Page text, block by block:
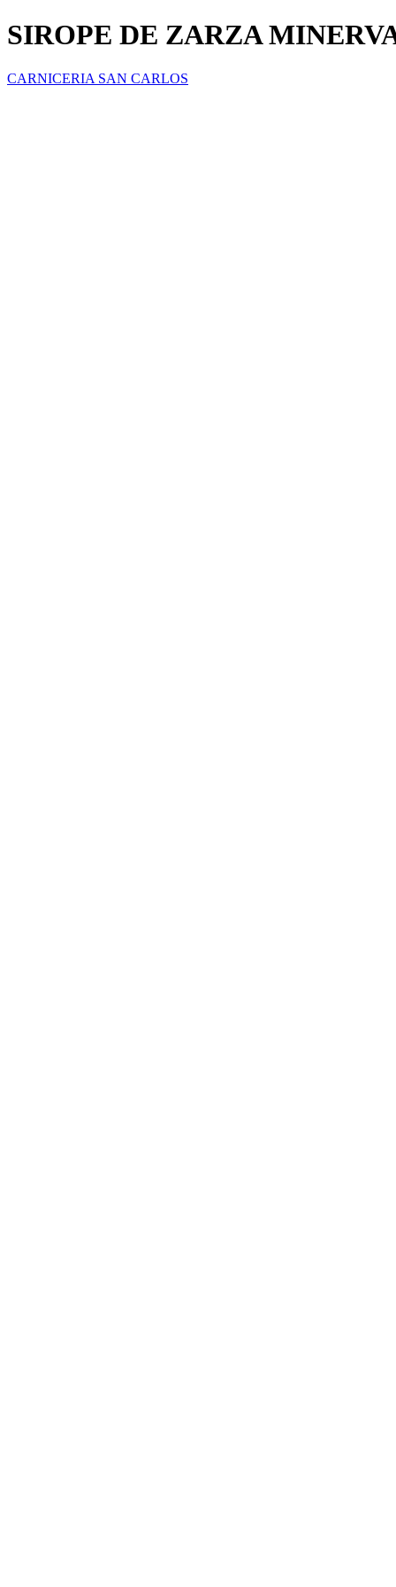
SIROPE DE ZARZA
CARNICERIA SAN CARLOS